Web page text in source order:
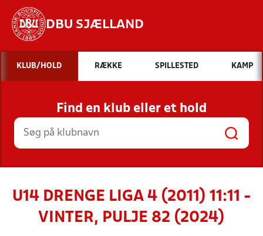
DBU SJÆLLAND
Hvad vil du søge efter?
INDHOLD OG NYHEDER
STILLINGER, RESULTATER, KLUBBER OG
HOLD
KLUB/HOLD RÆKKE SPILLESTED KAMP
Find en klub eller et hold
U14 DRENGE LIGA 4 (2011) 11:11 -
VINTER, PULJE 82 (2024)